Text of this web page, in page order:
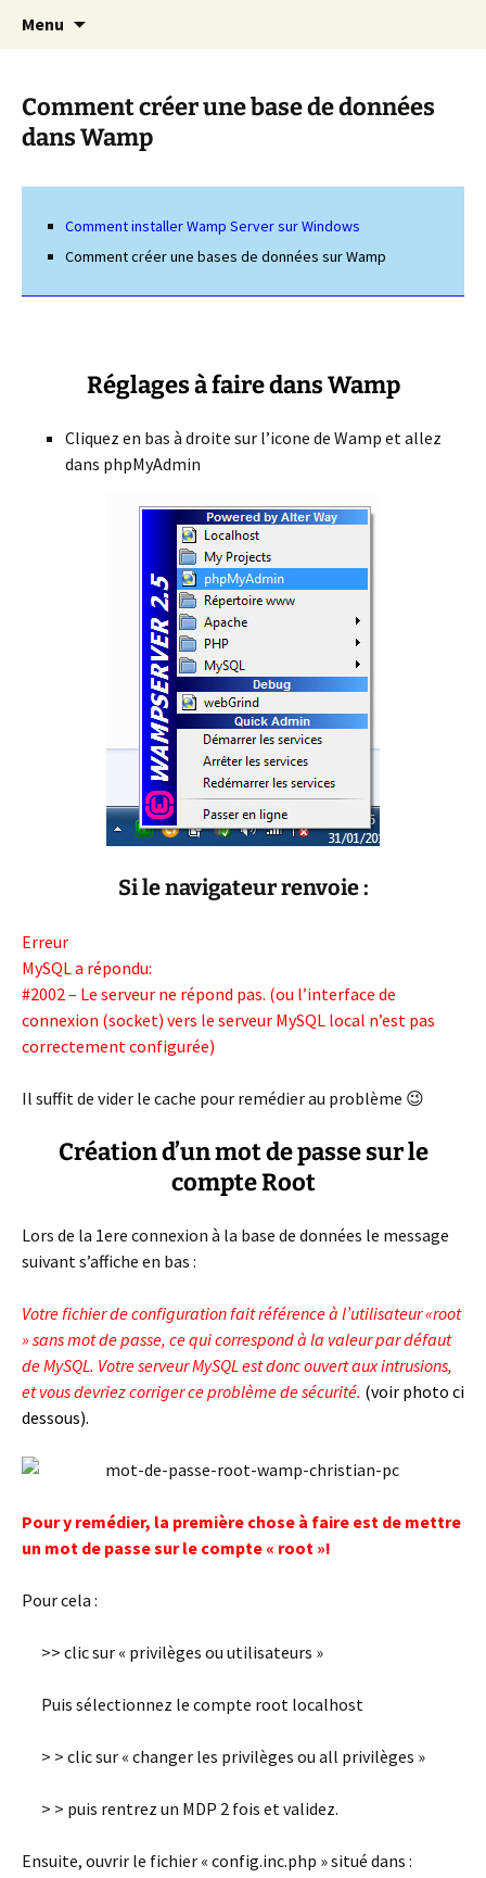
Christian Pc
Cours Dépannages informatique
Interventions rapides création de sites
Menu
Comment créer une base de données
dans Wamp
Comment installer Wamp Server sur Windows
Comment créer une bases de données sur Wamp
Réglages à faire dans Wamp
Cliquez en bas à droite sur l’icone de Wamp et allez
dans phpMyAdmin
Si le navigateur renvoie :
Erreur
MySQL a répondu:
#2002 – Le serveur ne répond pas. (ou l’interface de
connexion (socket) vers le serveur MySQL local n’est pas
correctement configurée)
Il suffit de vider le cache pour remédier au problème 😉
Création d’un mot de passe sur le
compte Root
Lors de la 1ere connexion à la base de données le message
suivant s’affiche en bas :
Votre fichier de configuration fait référence à l’utilisateur «root
» sans mot de passe, ce qui correspond à la valeur par défaut
de MySQL. Votre serveur MySQL est donc ouvert aux intrusions,
et vous devriez corriger ce problème de sécurité. (voir photo ci
dessous).
Pour y remédier, la première chose à faire est de mettre
un mot de passe sur le compte « root »!
Pour cela :
>> clic sur « privilèges ou utilisateurs »
Puis sélectionnez le compte root localhost
> > clic sur « changer les privilèges ou all privilèges »
> > puis rentrez un MDP 2 fois et validez.
Ensuite, ouvrir le fichier « config.inc.php » situé dans :